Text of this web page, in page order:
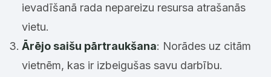
ievadīšanā rada nepareizu resursa atrašanās
vietu.
Ārējo saišu pārtraukšana: Norādes uz citām
vietnēm, kas ir izbeigušas savu darbību.